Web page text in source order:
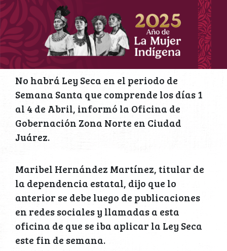
No habrá Ley Seca en el periodo de
Semana Santa que comprende los días 1
al 4 de Abril, informó la Oficina de
Gobernación Zona Norte en Ciudad
Juárez.
Maribel Hernández Martínez, titular de
la dependencia estatal, dijo que lo
anterior se debe luego de publicaciones
en redes sociales y llamadas a esta
oficina de que se iba aplicar la Ley Seca
este fin de semana.